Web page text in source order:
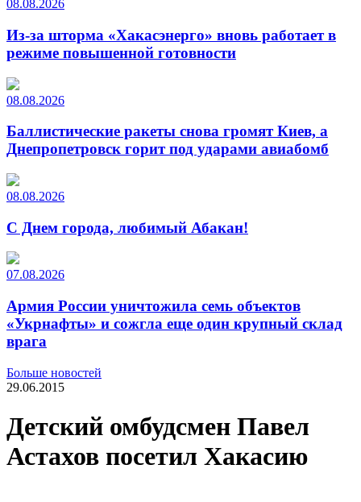
08.08.2026
Из-за шторма «Хакасэнерго» вновь работает в
режиме повышенной готовности
08.08.2026
Баллистические ракеты снова громят Киев, а
Днепропетровск горит под ударами авиабомб
08.08.2026
С Днем города, любимый Абакан!
07.08.2026
Армия России уничтожила семь объектов
«Укрнафты» и сожгла еще один крупный склад
врага
Больше новостей
29.06.2015
Детский омбудсмен Павел
Астахов посетил Хакасию